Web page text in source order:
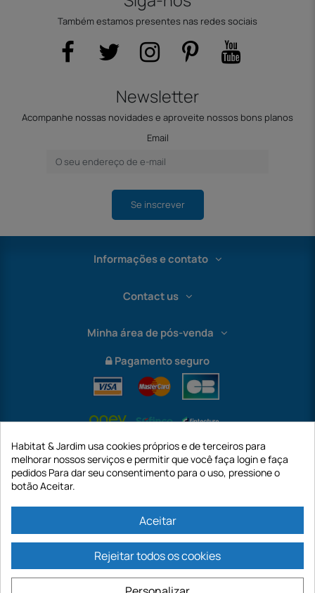
Também estamos presentes nas redes sociais
Newsletter
Acompanhe nossas novidades e aproveite nossos bons planos
Email
Se inscrever
Informações e contato
Contact us
Minha área de pós-venda
Pagamento seguro
https://www.habitatejardim.pt é um site da empresa GECODIS SA com um
capital de 187.203,29€, 32 Rue de Paradis - PARIS 75010 (FRANÇA). A
Habitat & Jardim usa cookies próprios e de terceiros para
melhorar nossos serviços e permitir que você faça login e faça
pedidos Para dar seu consentimento para o uso, pressione o
botão Aceitar.
Aceitar
Rejeitar todos os cookies